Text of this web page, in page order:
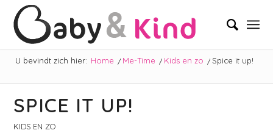
U bevindt zich hier: Home / Me-Time / Kids en zo / Spice it up!
SPICE IT UP!
KIDS EN ZO